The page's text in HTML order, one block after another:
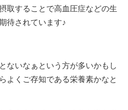
取することで高血圧症などの生
待されています♪
ないなぁという方が多いかもし
よくご存知である栄養素かなと